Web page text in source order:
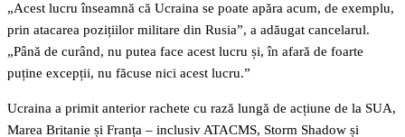
„Acest lucru înseamnă că Ucraina se poate apăra acum, de exemplu,
prin atacarea pozițiilor militare din Rusia”, a adăugat cancelarul.
„Până de curând, nu putea face acest lucru și, în afară de foarte
puține excepții, nu făcuse nici acest lucru.”
Ucraina a primit anterior rachete cu rază lungă de acțiune de la SUA,
Marea Britanie și Franța – inclusiv ATACMS, Storm Shadow și